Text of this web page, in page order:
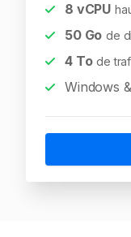
8 vCPU
50Go de
4To de
Windows